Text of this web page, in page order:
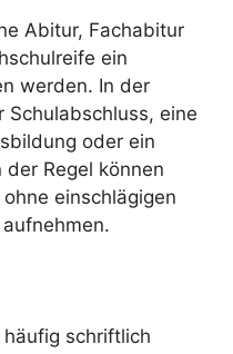
Abitur, Fachabitur
ein
werden. In der
Schulabschluss, eine
oder ein
Regel können
einschlägigen
schriftlich